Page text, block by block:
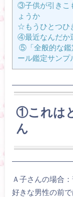
③子供が引きこ
ょうか
☆もうひとつひ
④最近なんだか
⑤「全般的な鑑
ール鑑定サンプ
①これは
ん
Ａ子さんの場合
好きな男性の前